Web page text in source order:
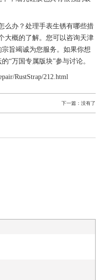
办？处理手表生锈有哪些措
大概的了解。您可以咨询天津
旨竭诚为您服务。如果你想
“万国专属版块”参与讨论。
RustStrap/212.html
下一篇：没有了